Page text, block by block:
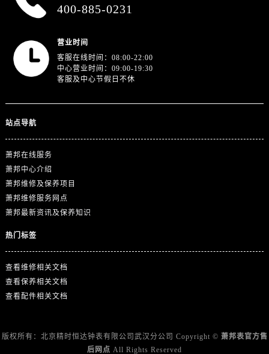
广东省茂名市电白区水东街道迎宾大道萧邦售后服务中心（需提前预约）
广东省清远市清城区湖西路萧邦售后服务中心（需提前预约）
广西壮族自治区防城港市港口区金花茶大道萧邦售后服务中心（需提前预约）
400-885-0231
营业时间
客服在线时间：08:00-22:00
中心营业时间：09:00-19:30
客服及中心节假日不休
站点导航
萧邦在线服务
萧邦中心介绍
萧邦维修及保养项目
萧邦维修服务网点
萧邦最新资讯及保养知识
热门标签
查看维修相关文档
查看保养相关文档
查看配件相关文档
版权所有：北京精时恒达钟表有限公司武汉分公司 Copyright © 萧邦表官方售
后网点 All Rights Reserved